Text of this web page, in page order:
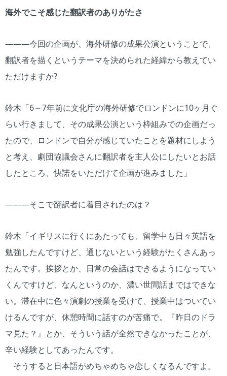
海外でこそ感じた翻訳者のありがたさ
―――今回の企画が、海外研修の成果公演ということで、
翻訳者を描くというテーマを決められた経緯から教えてい
ただけますか?
鈴木「6～7年前に文化庁の海外研修でロンドンに10ヶ月ぐ
らい行きまして、その成果公演という枠組みでの企画だっ
たので、ロンドンで自分が感じていたことを題材にしよう
と考え、劇団協議会さんに翻訳者を主人公にしたいとお話
したところ、快諾をいただけて企画が進みました」
―――そこで翻訳者に着目されたのは？
鈴木「イギリスに行くにあたっても、留学中も日々英語を
勉強したんですけど、通じないという経験がたくさんあっ
たんです。挨拶とか、日常の会話はできるようになってい
くんですけど、なんというのか、濃い世間話まではできな
い。滞在中に色々演劇の授業を受けて、授業中はついてい
けるんですが、休憩時間に話すのが苦痛で。『昨日のドラ
マ見た？』とか、そういう話が全然できなかったことが、
辛い経験としてあったんです。
そうすると日本語がめちゃめちゃ恋しくなるんですよ。